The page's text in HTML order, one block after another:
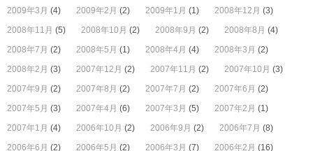
2009年3月 (4) 2009年2月 (2) 2009年1月 (1) 2008年12月 (3)
2008年11月 (5) 2008年10月 (2) 2008年9月 (2) 2008年8月 (4)
2008年7月 (2) 2008年5月 (1) 2008年4月 (4) 2008年3月 (2)
2008年2月 (3) 2007年12月 (2) 2007年11月 (2) 2007年10月 (3)
2007年9月 (2) 2007年8月 (2) 2007年7月 (2) 2007年6月 (2)
2007年5月 (3) 2007年4月 (6) 2007年3月 (5) 2007年2月 (1)
2007年1月 (4) 2006年10月 (2) 2006年9月 (2) 2006年7月 (8)
2006年6月 (2) 2006年5月 (2) 2006年3月 (7) 2006年2月 (16)